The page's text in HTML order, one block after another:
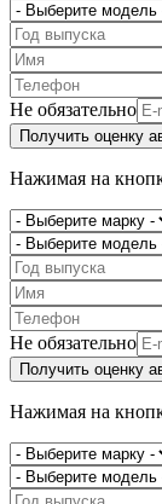
Не обязательно
Получить оценку
Нажимая на
Не обязательно
Получить оценку
Нажимая на